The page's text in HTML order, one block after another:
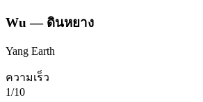
Wu — ดินหยาง
Yang Earth
ความเร็ว
1/10